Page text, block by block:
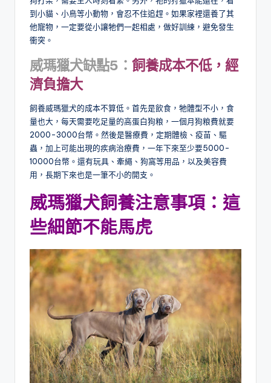
到小貓、小鳥等小動物，會忍不住追趕。如果家裡還養了其
他寵物，一定要從小讓牠們一起相處，做好訓練，避免發生
衝突。
威瑪獵犬缺點5： 飼養成本不低，經
濟負擔大
飼養威瑪獵犬的成本不算低。首先是飲食，牠體型不小，食
量也大，每天需要吃足量的高蛋白狗粮，一個月狗粮費就要
2000-3000台幣。然後是醫療費，定期體檢、疫苗、驅
蟲，加上可能出現的疾病治療費，一年下來至少要5000-
10000台幣。還有玩具、牽繩、狗窩等用品，以及美容費
用，長期下來也是一筆不小的開支。
威瑪獵犬飼養注意事項：這
些細節不能馬虎